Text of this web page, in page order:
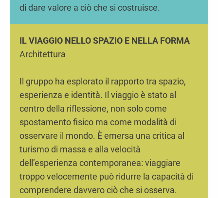
di dare valore a ciò che si costruisce.
IL VIAGGIO NELLO SPAZIO E NELLA FORMA
Architettura
Il gruppo ha esplorato il rapporto tra spazio,
esperienza e identità. Il viaggio è stato al
centro della riflessione, non solo come
spostamento fisico ma come modalità di
osservare il mondo. È emersa una critica al
turismo di massa e alla velocità
dell’esperienza contemporanea: viaggiare
troppo velocemente può ridurre la capacità di
comprendere davvero ciò che si osserva.